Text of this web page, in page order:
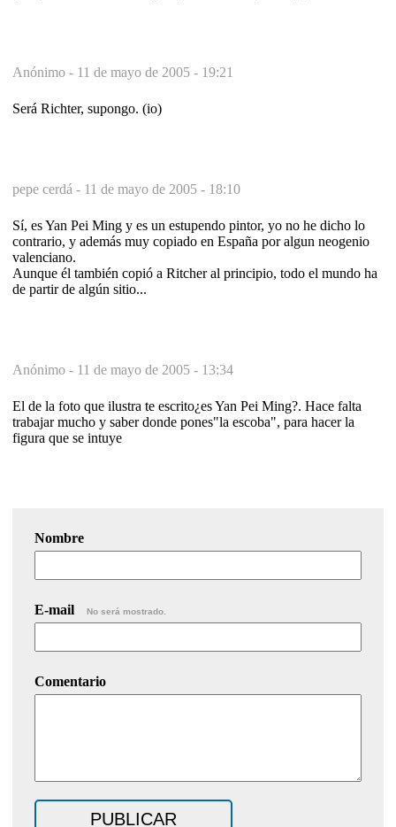
Anónimo - 11 de mayo de 2005 - 19:21
Será Richter, supongo. (io)
pepe cerdá - 11 de mayo de 2005 - 18:10
Sí, es Yan Pei Ming y es un estupendo pintor, yo no he dicho lo
contrario, y además muy copiado en España por algun neogenio
valenciano.
Aunque él también copió a Ritcher al principio, todo el mundo ha
de partir de algún sitio...
Anónimo - 11 de mayo de 2005 - 13:34
El de la foto que ilustra te escrito¿es Yan Pei Ming?. Hace falta
trabajar mucho y saber donde pones"la escoba", para hacer la
figura que se intuye
Nombre
E-mail No será mostrado.
Comentario